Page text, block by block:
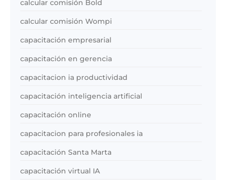
calcular comisión Bold
calcular comisión Wompi
capacitación empresarial
capacitación en gerencia
capacitacion ia productividad
capacitación inteligencia artificial
capacitación online
capacitacion para profesionales ia
capacitación Santa Marta
capacitación virtual IA